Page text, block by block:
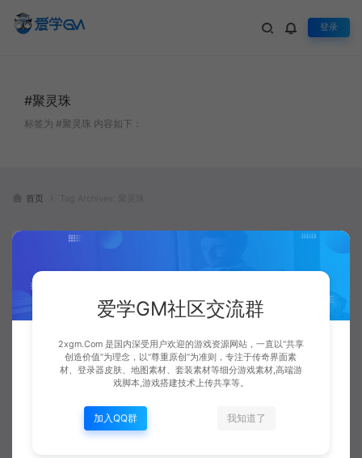
登录
#聚灵珠
标签为 #聚灵珠 内容如下：
首页
GEE引擎一键回收包裹物品的脚
本命令写法
爱学GM社区交流群
2xgm.Com 是国内深受用户欢迎的游戏资源网站，一直以“共享
创造价值”为理念，以“尊重原创”为准则，专注于传奇界面素
材、登录器皮肤、地图素材、套装素材等细分游戏素材,高端游
戏脚本,游戏搭建技术上传共享等。
加入QQ群 我知道了